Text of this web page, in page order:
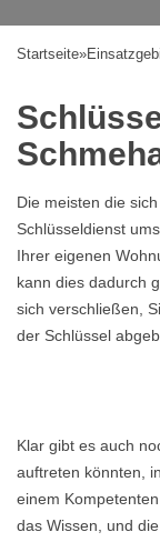
Startseite»
Die meisten die
Schlüsseldienst
Ihrer eigenen
kann dies dadurch
sich verschließen,
der Schlüssel
Klar gibt es auch
auftreten könnten,
einem
das Wissen, und